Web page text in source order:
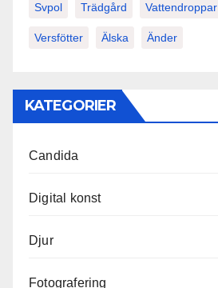
Svpol Trädgård Vattendroppar
Versfötter Älska Änder
KATEGORIER
Candida
Digital konst
Djur
Fotografering